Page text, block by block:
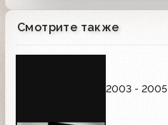
Смотрите также
2003 - 2005